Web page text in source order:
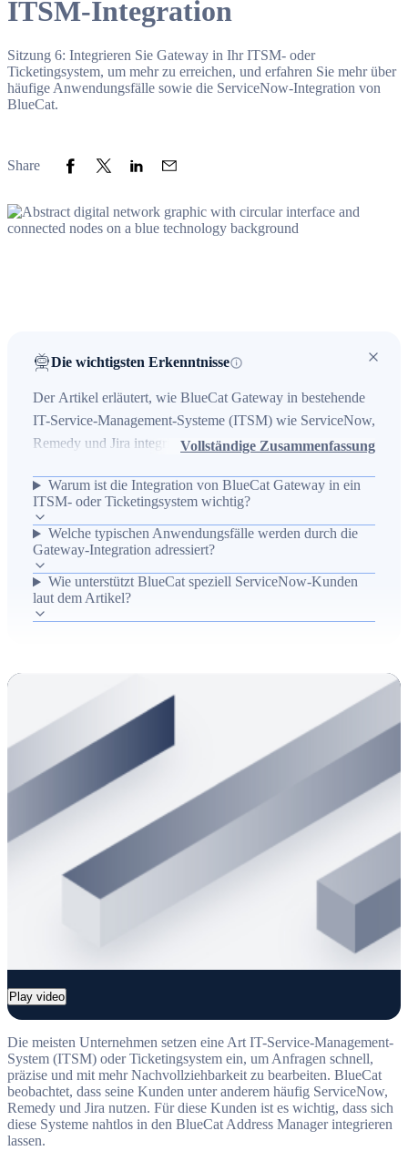
ITSM-Integration
Sitzung 6: Integrieren Sie Gateway in Ihr ITSM- oder
Ticketingsystem, um mehr zu erreichen, und erfahren Sie mehr über
häufige Anwendungsfälle sowie die ServiceNow-Integration von
BlueCat.
Share Share to Facebook
Share to Twitter
Share to LinkedIn
Share to Email
Die wichtigsten Erkenntnisse
Der Artikel erläutert, wie BlueCat Gateway in bestehende
IT-Service-Management-Systeme (ITSM) wie ServiceNow,
Remedy und Jira integriert werden kann, um IP-Adress-
beschreibt reale Probleme von Unternehmen, die Anfragen
schnell, präzise und nachvollziehbar bearbeiten müssen,
und zeigt, wie Integration Routineaufgaben automatisiert,
Fehler reduziert und Bearbeitungszeiten verkürzt. Am
Beispiel der ServiceNow-Integration werden typische
Anwendungsfälle und konkrete Vorteile vorgestellt, die den
operativen Betrieb und die Konsistenz von Netzwerkdaten
Vollständige Zusammenfassung
Warum ist die Integration von BlueCat Gateway in ein
ITSM- oder Ticketingsystem wichtig?
Welche typischen Anwendungsfälle werden durch die
Gateway-Integration adressiert?
Wie unterstützt BlueCat speziell ServiceNow-Kunden
laut dem Artikel?
Play video
Die meisten Unternehmen setzen eine Art IT-Service-Management-
System (ITSM) oder Ticketingsystem ein, um Anfragen schnell,
präzise und mit mehr Nachvollziehbarkeit zu bearbeiten. BlueCat
beobachtet, dass seine Kunden unter anderem häufig ServiceNow,
Remedy und Jira nutzen. Für diese Kunden ist es wichtig, dass sich
diese Systeme nahtlos in den BlueCat Address Manager integrieren
lassen.